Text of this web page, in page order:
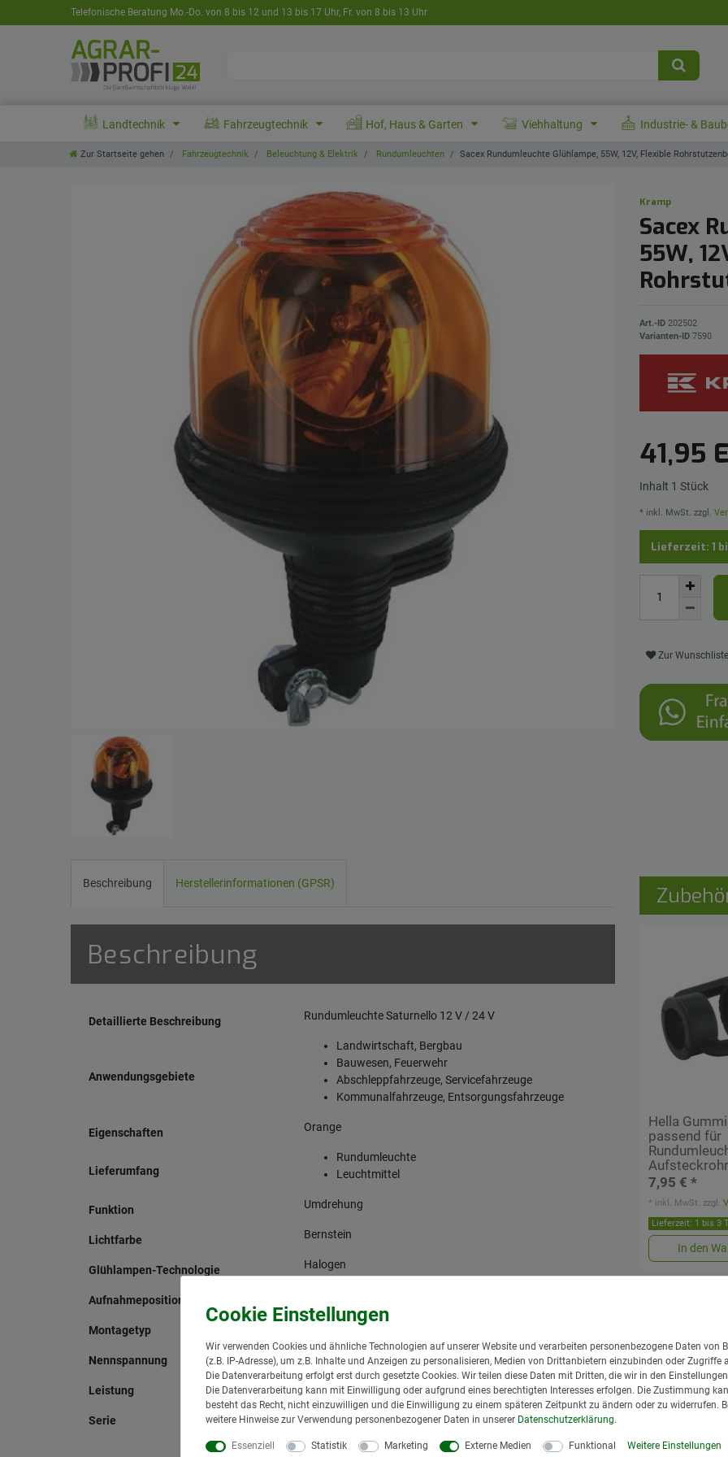
Telefonische Beratung Mo.-Do. von 8 bis 12 und 13 bis 17 Uhr, Fr. von 8 bis 13 Uhr
Landtechnik Fahrzeugtechnik Hof, Haus & Garten Viehhaltung Industrie- &
Zur Startseite gehen Fahrzeugtechnik Beleuchtung & Elektrik Rundumleuchten Sacex Rundumleuchte Glühlampe, 55W, 12V, Flexible
Kramp
Sacex
55W,
Art.-ID 202502
Varianten-ID 7590
41,95
Inhalt 1 Stück
* inkl. MwSt. zzgl.
Lieferzeit: 1
Zur
Beschreibung Herstellerinformationen (GPSR)
Beschreibung
Detaillierte Beschreibung Rundumleuchte Saturnello 12 V / 24 V
Anwendungsgebiete
Landwirtschaft, Bergbau
Bauwesen, Feuerwehr
Abschleppfahrzeuge, Servicefahrzeuge
Kommunalfahrzeuge, Entsorgungsfahrzeuge
Eigenschaften Orange
Lieferumfang
Rundumleuchte
Leuchtmittel
Funktion Umdrehung
Lichtfarbe Bernstein
Glühlampen-Technologie Halogen
Aufnahmeposition
Montagetyp Flexible Rohrstutzenbefestigung
Nennspannung 12 V
Leistung 55 W
Serie Saturnello
Universal
Hella
passend für
7,95 € *
Lieferzeit: 1 bis 3
In den
* inkl. MwSt. zzgl.
Wir verwenden Cookies und ähnliche Technologien auf unserer Website und verarbeiten personenbezogene Daten von
(z.B. IP-Adresse), um z.B. Inhalte und Anzeigen zu personalisieren, Medien von Drittanbietern einzubinden oder Zugriffe
Die Datenverarbeitung erfolgt erst durch gesetzte Cookies. Wir teilen diese Daten mit Dritten, die wir in den
Die Datenverarbeitung kann mit Einwilligung oder aufgrund eines berechtigten Interesses erfolgen. Die Zustimmung
besteht das Recht, nicht einzuwilligen und die Einwilligung zu einem späteren Zeitpunkt zu ändern oder zu widerrufen.
weitere Hinweise zur Verwendung personenbezogener Daten in unserer Daten­schutz­erklärung.
Essenziell Statistik Marketing Externe Medien Funktional Weitere Einstellungen